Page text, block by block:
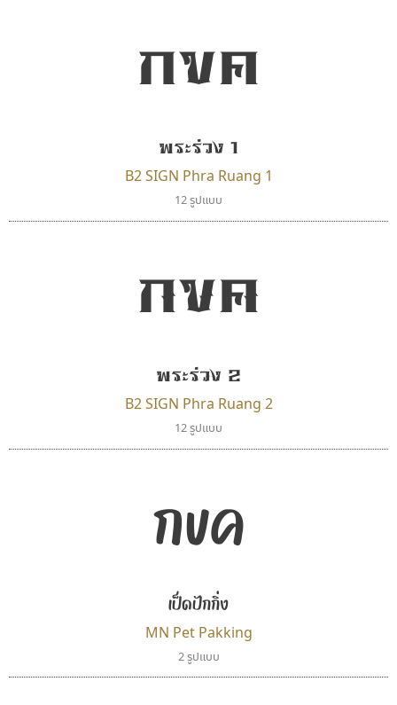
กขค
พระร่วง 1
B2 SIGN Phra Ruang 1
12 รูปแบบ
กขค
พระร่วง 2
B2 SIGN Phra Ruang 2
12 รูปแบบ
กขค
เป็ดปักกิ่ง
MN Pet Pakking
2 รูปแบบ